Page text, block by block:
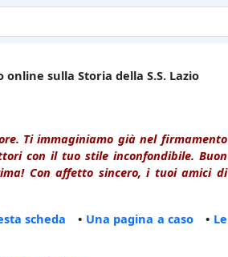
sulla Storia della S.S. Lazio
Ti immaginiamo già nel firmamento
con il tuo stile inconfondibile. Buon
Con affetto sincero, i tuoi amici di
scheda • Una pagina a caso • Le